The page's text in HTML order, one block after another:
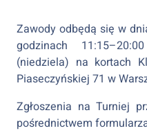
Zawody odbędą się w
godzinach
(niedziela) na kortach
Piaseczyńskiej 71 w
Zgłoszenia na Turniej
pośrednictwem